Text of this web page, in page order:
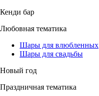
Кенди бар
Любовная тематика
Шары для влюбленных
Шары для свадьбы
Новый год
Праздничная тематика